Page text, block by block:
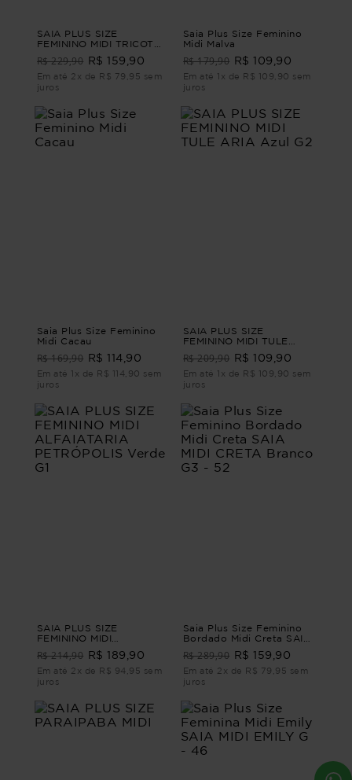
SAIA PLUS SIZE
FEMININO MIDI TRICOT
BOHO Preto G2 - 50
R$ 229,90 R$ 159,90
Em até 2x de R$ 79,95 sem
juros
Saia Plus Size Feminino
Midi Malva
R$ 179,90 R$ 109,90
Em até 1x de R$ 109,90 sem
juros
Saia Plus Size Feminino
Midi Cacau
R$ 169,90 R$ 114,90
Em até 1x de R$ 114,90 sem
juros
SAIA PLUS SIZE
FEMININO MIDI TULE
ARIA Azul G2
R$ 209,90 R$ 109,90
Em até 1x de R$ 109,90 sem
juros
SAIA PLUS SIZE
FEMININO MIDI
ALFAIATARIA
PETRÓPOLIS Verde G1
R$ 214,90 R$ 189,90
Em até 2x de R$ 94,95 sem
juros
Saia Plus Size Feminino
Bordado Midi Creta SAIA
MIDI CRETA Branco G3 -
52
R$ 289,90 R$ 159,90
Em até 2x de R$ 79,95 sem
juros